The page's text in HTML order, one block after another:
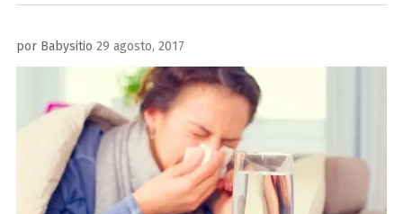
por Babysitio Publicado
29 agosto, 2017